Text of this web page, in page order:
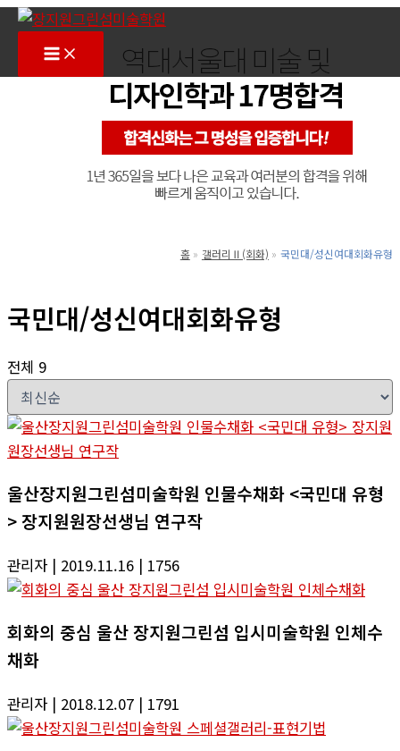
콘
Main
Menu
홈 갤러리Ⅱ(회화) 국민대/성신여대회화유형
국민대/성신여대회화유형
전체 9
울산장지원그린섬미술학원 인물수채화 <국민대 유형
> 장지원원장선생님 연구작
관리자 | 2019.11.16 | 1756
회화의 중심 울산 장지원그린섬 입시미술학원 인체수
채화
관리자 | 2018.12.07 | 1791